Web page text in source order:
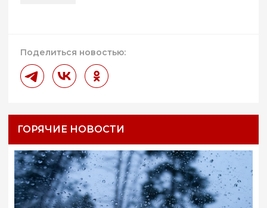
Поделиться новостью:
ГОРЯЧИЕ НОВОСТИ